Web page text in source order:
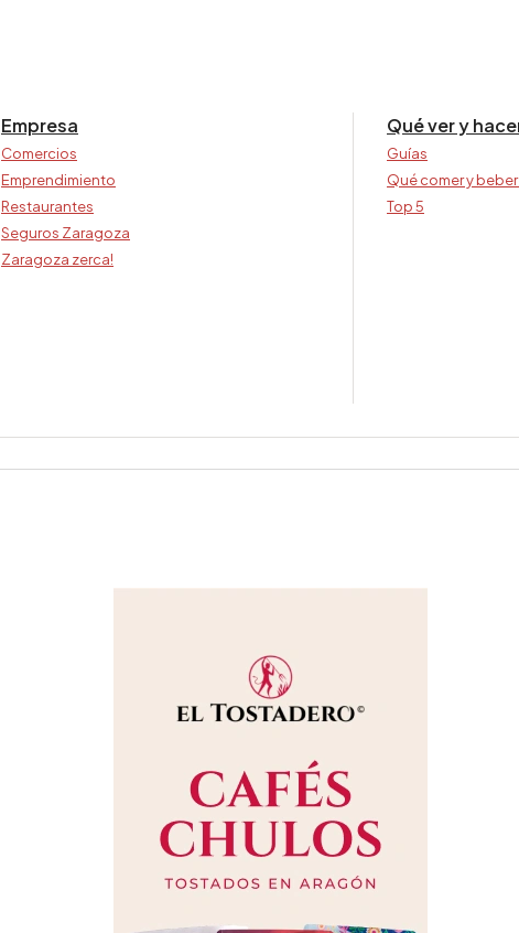
Empresa
Comercios
Emprendimiento
Restaurantes
Seguros Zaragoza
Zaragoza zerca!
Qué ver y
Guías
Qué comer y
Top 5